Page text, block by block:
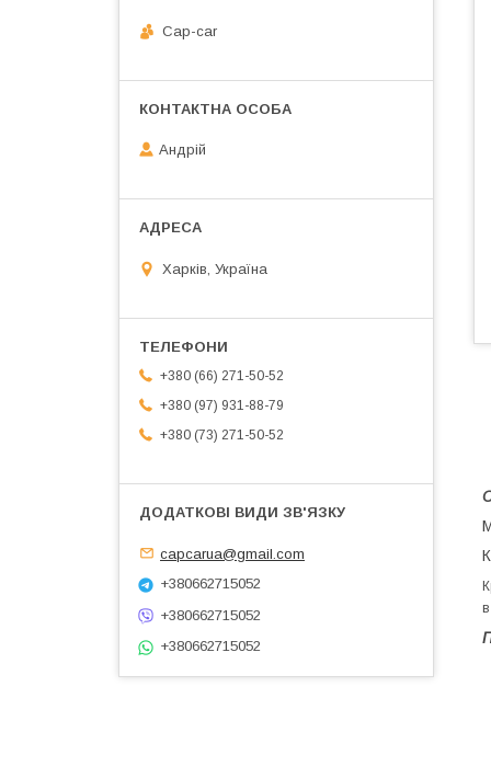
Cap-car
Андрій
Харків, Україна
+380 (66) 271-50-52
+380 (97) 931-88-79
+380 (73) 271-50-52
capcarua@gmail.com
+380662715052
+380662715052
+380662715052